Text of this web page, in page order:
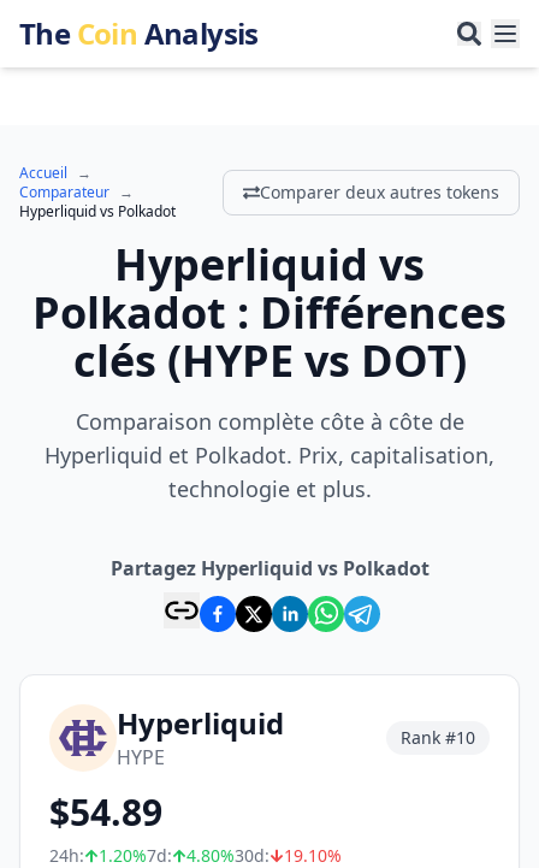
TheCoin Analysis
Accueil
→
Comparateur →
Hyperliquidvs Polkadot
Comparer deux autres tokens
Hyperliquid vs
Polkadot : Différences
clés (HYPE vs DOT)
Comparaison complète côte à côte de
Hyperliquid et Polkadot. Prix, capitalisation,
technologie et plus.
Partagez Hyperliquid vs Polkadot
Hyperliquid
HYPE
Rank #10
$54.89
24h: 1.20%7d: 4.80%30d: 19.10%